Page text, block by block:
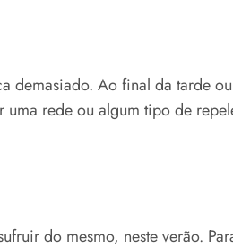
demasiado. Ao final da tarde
rede ou algum tipo de
do mesmo, neste verão.